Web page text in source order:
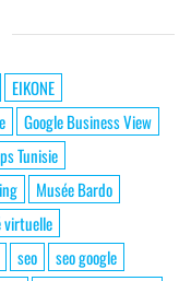
EIKONE
Google Business View
Tunisie
Musée Bardo
virtuelle
seo
seo google